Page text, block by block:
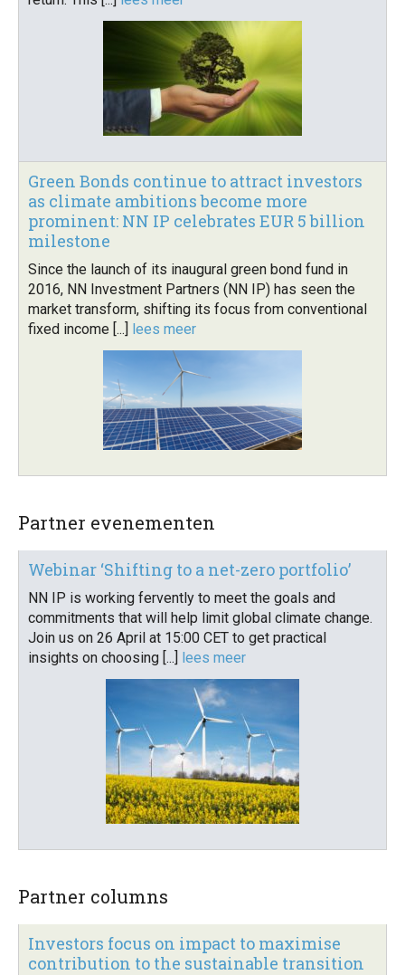
Green Bonds continue to attract investors
as climate ambitions become more
prominent: NN IP celebrates EUR 5 billion
milestone
Since the launch of its inaugural green bond fund in
2016, NN Investment Partners (NN IP) has seen the
market transform, shifting its focus from conventional
fixed income [...] lees meer
Partner evenementen
Webinar ‘Shifting to a net-zero portfolio’
NN IP is working fervently to meet the goals and
commitments that will help limit global climate change.
Join us on 26 April at 15:00 CET to get practical
insights on choosing [...] lees meer
Partner columns
Investors focus on impact to maximise
contribution to the sustainable transition